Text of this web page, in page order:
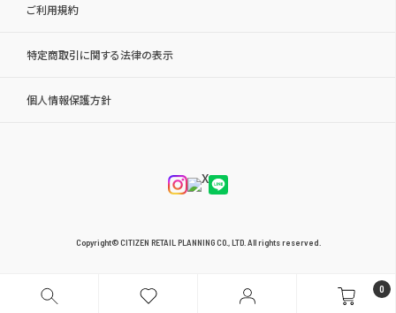
0
ご利用規約
特定商取引に関する法律の表示
個人情報保護方針
Copyright© CITIZEN RETAIL PLANNING CO., LTD. All rights reserved.